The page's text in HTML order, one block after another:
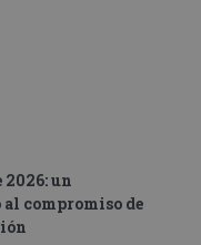
2026: un
compromiso de